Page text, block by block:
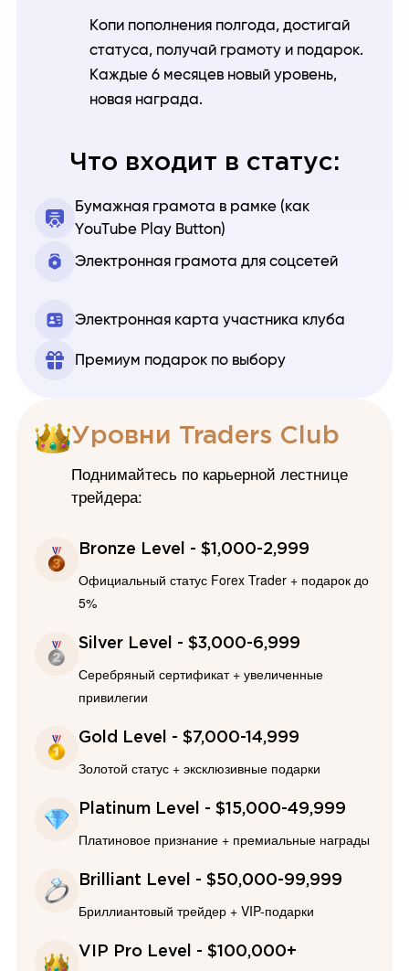
Копи пополнения полгода, достигай
статуса, получай грамоту и подарок.
Каждые 6 месяцев новый уровень,
новая награда.
Что входит в статус:
Бумажная грамота в рамке (как
YouTube Play Button)
Электронная грамота для соцсетей
Электронная карта участника клуба
Премиум подарок по выбору
Уровни Traders Club
Поднимайтесь по карьерной лестнице
трейдера:
Bronze Level - $1,000-2,999
Официальный статус Forex Trader + подарок до
5%
Silver Level - $3,000-6,999
Серебряный сертификат + увеличенные
привилегии
Gold Level - $7,000-14,999
Золотой статус + эксклюзивные подарки
Platinum Level - $15,000-49,999
Платиновое признание + премиальные награды
Brilliant Level - $50,000-99,999
Бриллиантовый трейдер + VIP-подарки
VIP Pro Level - $100,000+